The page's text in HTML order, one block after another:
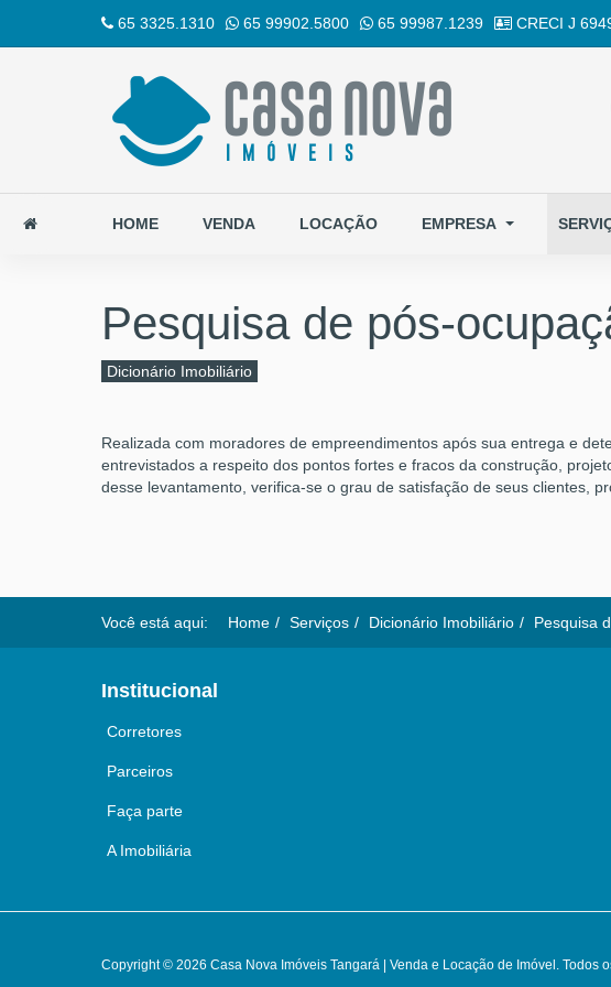
65 3325.1310 65 99902.5800 65 99987.1239 CRECI J
HOME VENDA LOCAÇÃO EMPRESA
Pesquisa de pós-
Dicionário Imobiliário
Realizada com moradores de empreendimentos após sua entrega e
entrevistados a respeito dos pontos fortes e fracos da construção,
desse levantamento, verifica-se o grau de satisfação de seus clientes,
Você está aqui: Home Serviços Dicionário Imobiliário Pesquisa
Institucional
Corretores
Parceiros
Faça parte
A Imobiliária
Copyright © 2026 Casa Nova Imóveis Tangará | Venda e Locação de Imóvel. Todos